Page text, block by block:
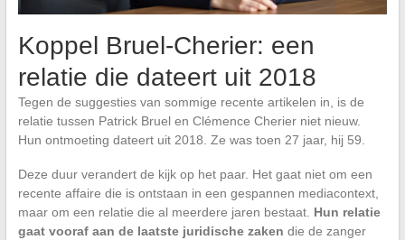
Koppel Bruel-Cherier: een
relatie die dateert uit 2018
Tegen de suggesties van sommige recente artikelen in, is de
relatie tussen Patrick Bruel en Clémence Cherier niet nieuw.
Hun ontmoeting dateert uit 2018. Ze was toen 27 jaar, hij 59.
Deze duur verandert de kijk op het paar. Het gaat niet om een
recente affaire die is ontstaan in een gespannen mediacontext,
maar om een relatie die al meerdere jaren bestaat. Hun relatie
gaat vooraf aan de laatste juridische zaken die de zanger